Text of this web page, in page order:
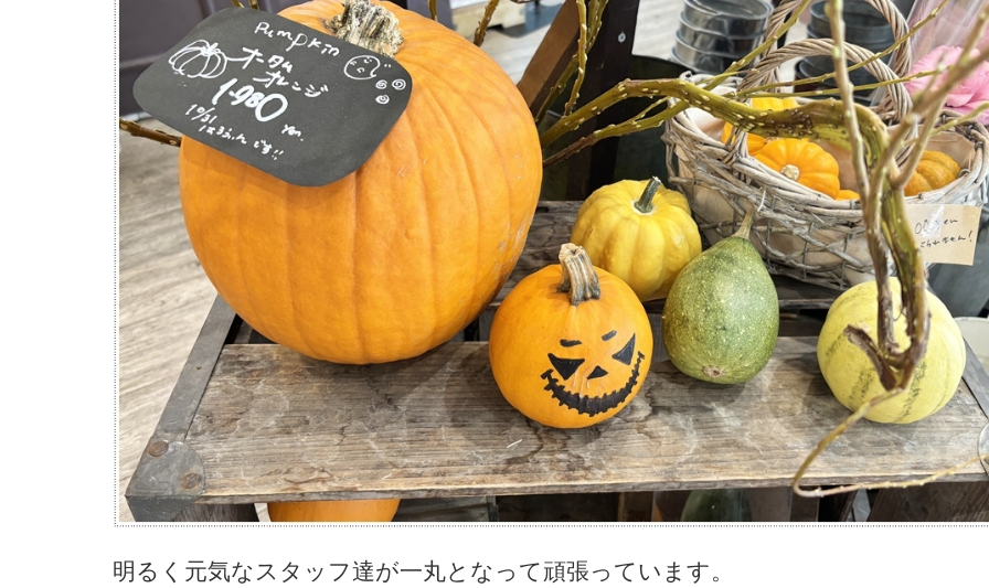
明るく元気なスタッフ達が一丸となって頑張っています。